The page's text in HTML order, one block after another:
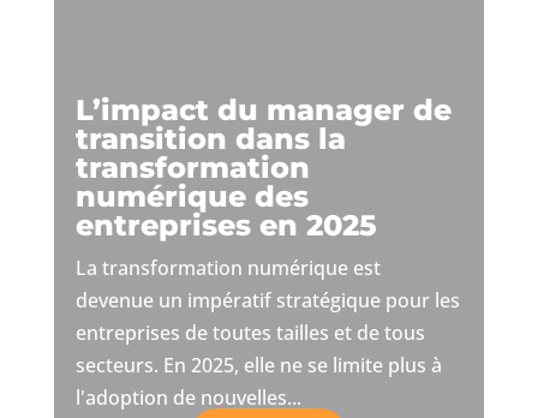
L’impact du manager de
transition dans la
transformation
numérique des
entreprises en 2025
La transformation numérique est
devenue un impératif stratégique pour les
entreprises de toutes tailles et de tous
secteurs. En 2025, elle ne se limite plus à
l'adoption de nouvelles...